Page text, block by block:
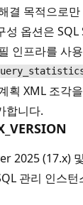
결 목적으로
성 옵션은
인프라를 사
획 XML 조각
합니다.
2025 (17.x)
관리 인스턴